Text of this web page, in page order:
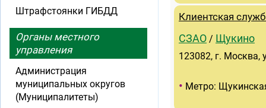
Клиентская
СЗАО / Щукино
123082, г. Москва,
• Метро:
Штрафстоянки ГИБДД
Органы местного
управления
Администрация
муниципальных округов
(Муниципалитеты)